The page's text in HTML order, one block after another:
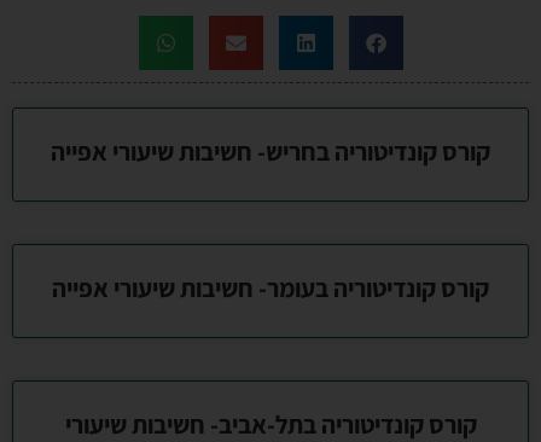
קורס קונדיטוריה בחריש- חשיבות שיעורי אפייה
קורס קונדיטוריה בעומר- חשיבות שיעורי אפייה
קורס קונדיטוריה בתל-אביב- חשיבות שיעורי